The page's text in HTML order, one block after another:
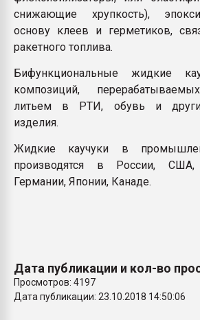
снижающие хрупкость),
основу клеев и герметиков,
ракетного топлива.
Бифункциональные жидкие
композиций,
литьем в РТИ, обувь и
изделия.
Жидкие каучуки в
производятся в России, США,
Германии, Японии, Канаде.
Дата публикации и кол-во
Просмотров: 4197
Дата публикации: 23.10.2018 14:50:06